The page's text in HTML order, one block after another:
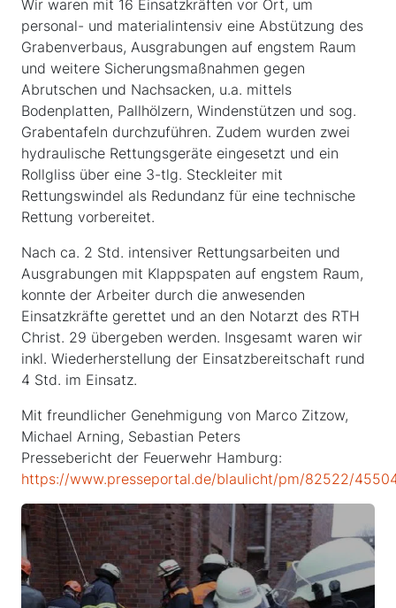
Wir waren mit 16 Einsatzkräften vor Ort, um
personal- und materialintensiv eine Abstützung des
Grabenverbaus, Ausgrabungen auf engstem Raum
und weitere Sicherungsmaßnahmen gegen
Abrutschen und Nachsacken, u.a. mittels
Bodenplatten, Pallhölzern, Windenstützen und sog.
Grabentafeln durchzuführen. Zudem wurden zwei
hydraulische Rettungsgeräte eingesetzt und ein
Rollgliss über eine 3-tlg. Steckleiter mit
Rettungswindel als Redundanz für eine technische
Rettung vorbereitet.
Nach ca. 2 Std. intensiver Rettungsarbeiten und
Ausgrabungen mit Klappspaten auf engstem Raum,
konnte der Arbeiter durch die anwesenden
Einsatzkräfte gerettet und an den Notarzt des RTH
Christ. 29 übergeben werden. Insgesamt waren wir
inkl. Wiederherstellung der Einsatzbereitschaft rund
4 Std. im Einsatz.
Mit freundlicher Genehmigung von Marco Zitzow,
Michael Arning, Sebastian Peters
Pressebericht der Feuerwehr Hamburg:
https://www.presseportal.de/blaulicht/pm/82522/